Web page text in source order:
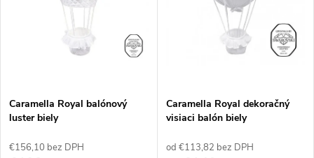
p
p
r
Caramella Royal balónový
luster biely
€156,10 bez DPH
Caramella Royal dekoračný
visiaci balón biely
od €113,82 bez DPH